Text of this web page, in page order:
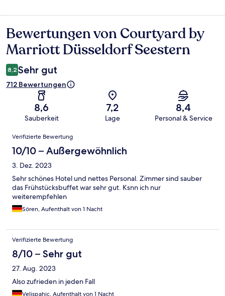
Bewertungen
Bewertungen von Courtyard by
Marriott Düsseldorf Seestern
8,2 Sehr gut
712 Bewertungen
8,6
Sauberkeit
7,2
Lage
8,4
Personal & Service
Bewertungen
Verifizierte Bewertung
10/10 – Außergewöhnlich
3. Dez. 2023
Sehr schönes Hotel und nettes Personal. Zimmer sind sauber
das Frühstücksbuffet war sehr gut. Ksnn ich nur
weiterempfehlen
Sören, Aufenthalt von 1 Nacht
Verifizierte Bewertung
8/10 – Sehr gut
27. Aug. 2023
Also zufrieden in jeden Fall
Velispahic, Aufenthalt von 1 Nacht